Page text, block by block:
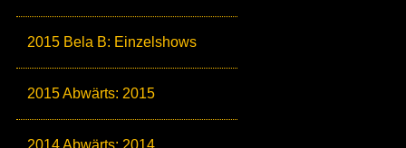
2015 Bela B: Einzelshows
2015 Abwärts: 2015